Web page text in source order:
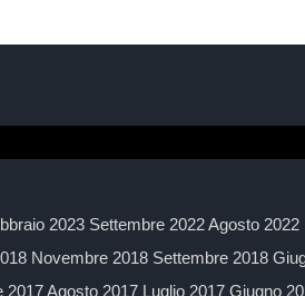
2023 Settembre 2022 Agosto
Novembre 2018 Settembre 2018
Agosto 2017 Luglio 2017 Giugno